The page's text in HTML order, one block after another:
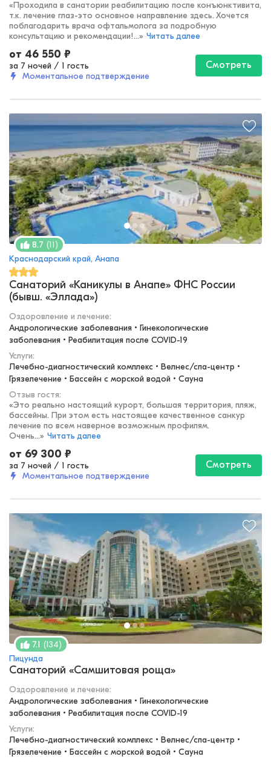
«Проходила в санатории реабилитацию после конъюнктивита,
т.к. лечение глаз-это основное направление здесь. Хочется
поблагодарить врача офтальмолога за подробную
консультацию и рекомендации!...» Читать далее
от 46 550 ₽
за 7 ночей / 1 гость
Моментальное подтверждение
Смотреть
8.7 (11)
Краснодарский край, Анапа
Санаторий «Каникулы в Анапе» ФНС России
(бывш. «Эллада»)
Оздоровление и лечение:
Андрологические заболевания • Гинекологические
заболевания • Реабилитация после COVID-19
Услуги:
Лечебно-диагностический комплекс • Велнес/спа-центр •
Грязелечение • Бассейн с морской водой • Сауна
Отзыв гостя:
«Это реально настоящий курорт, большая территория, пляж,
бассейны. При этом есть настоящее качественное санкур
лечение по всем наверное возможным профилям.
Очень...» Читать далее
от 69 300 ₽
за 7 ночей / 1 гость
Моментальное подтверждение
Смотреть
7.1 (134)
Пицунда
Санаторий «Самшитовая роща»
Оздоровление и лечение:
Андрологические заболевания • Гинекологические
заболевания • Реабилитация после COVID-19
Услуги:
Лечебно-диагностический комплекс • Велнес/спа-центр •
Грязелечение • Бассейн с морской водой • Сауна